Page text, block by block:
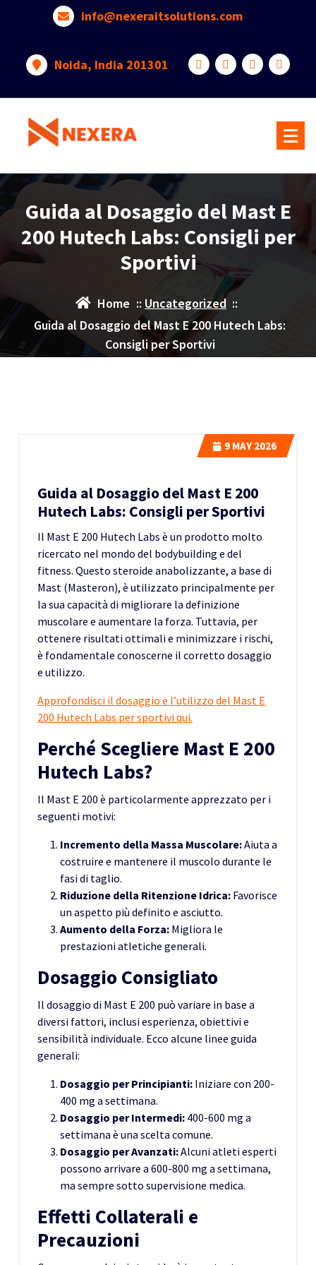
info@nexeraitsolutions.com
Noida, India 201301
Guida al Dosaggio del Mast E
200 Hutech Labs: Consigli per
Sportivi
Home :: Uncategorized ::
Guida al Dosaggio del Mast E 200 Hutech Labs:
Consigli per Sportivi
9 MAY 2026
Guida al Dosaggio del Mast E 200
Hutech Labs: Consigli per Sportivi
Il Mast E 200 Hutech Labs è un prodotto molto
ricercato nel mondo del bodybuilding e del
fitness. Questo steroide anabolizzante, a base di
Mast (Masteron), è utilizzato principalmente per
la sua capacità di migliorare la definizione
muscolare e aumentare la forza. Tuttavia, per
ottenere risultati ottimali e minimizzare i rischi,
è fondamentale conoscerne il corretto dosaggio
e utilizzo.
Approfondisci il dosaggio e l’utilizzo del Mast E
200 Hutech Labs per sportivi qui.
Perché Scegliere Mast E 200
Hutech Labs?
Il Mast E 200 è particolarmente apprezzato per i
seguenti motivi:
Incremento della Massa Muscolare:Aiuta a
costruire e mantenere il muscolo durante le
fasi di taglio.
Riduzione della Ritenzione Idrica: Favorisce
un aspetto più definito e asciutto.
Aumento della Forza: Migliora le
prestazioni atletiche generali.
Dosaggio Consigliato
Il dosaggio di Mast E 200 può variare in base a
diversi fattori, inclusi esperienza, obiettivi e
sensibilità individuale. Ecco alcune linee guida
generali:
Dosaggio per Principianti: Iniziare con 200-
400 mg a settimana.
Dosaggio per Intermedi: 400-600 mg a
settimana è una scelta comune.
Dosaggio per Avanzati:Alcuni atleti esperti
possono arrivare a 600-800 mg a settimana,
ma sempre sotto supervisione medica.
Effetti Collaterali e
Precauzioni